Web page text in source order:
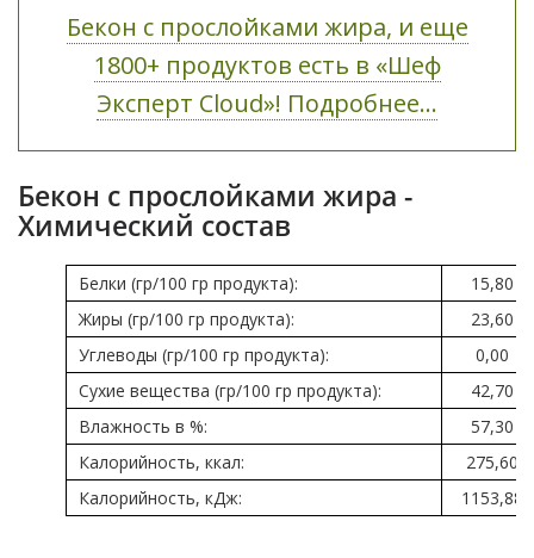
Бекон с прослойками жира, и еще
1800+ продуктов есть в «Шеф
Эксперт Cloud»! Подробнее...
Бекон с прослойками жира -
Химический состав
Белки (гр/100 гр продукта):
15,80
Жиры (гр/100 гр продукта):
23,60
Углеводы (гр/100 гр продукта):
0,00
Сухие вещества (гр/100 гр продукта):
42,70
Влажность в %:
57,30
Калорийность, ккал:
275,60
Калорийность, кДж:
1153,88